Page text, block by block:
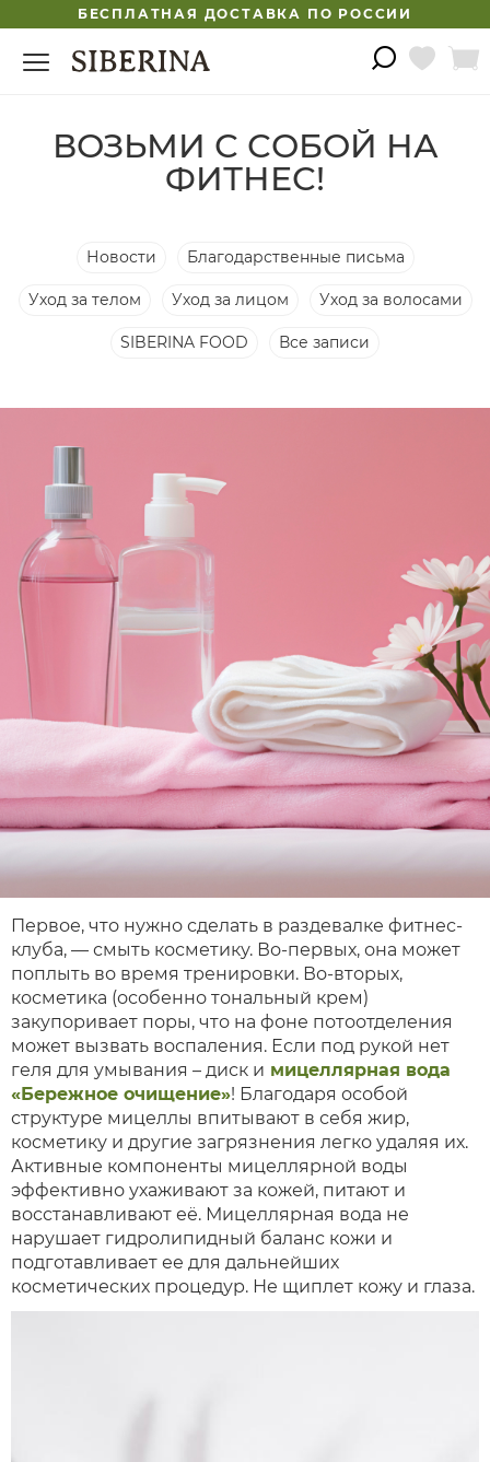
БЕСПЛАТНАЯ ДОСТАВКА ПО РОССИИ
ВОЗЬМИ С СОБОЙ НА
ФИТНЕС!
Новости Благодарственные письма
Уход за телом Уход за лицом Уход за волосами
SIBERINA FOOD Все записи
Первое, что нужно сделать в раздевалке фитнес-
клуба, — смыть косметику. Во-первых, она может
поплыть во время тренировки. Во-вторых,
косметика (особенно тональный крем)
закупоривает поры, что на фоне потоотделения
может вызвать воспаления. Если под рукой нет
геля для умывания – диск и мицеллярная вода
«Бережное очищение»! Благодаря особой
структуре мицеллы впитывают в себя жир,
косметику и другие загрязнения легко удаляя их.
Активные компоненты мицеллярной воды
эффективно ухаживают за кожей, питают и
восстанавливают её. Мицеллярная вода не
нарушает гидролипидный баланс кожи и
подготавливает ее для дальнейших
косметических процедур. Не щиплет кожу и глаза.